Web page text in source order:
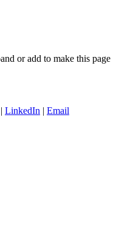
or add to make this page
| LinkedIn | Email